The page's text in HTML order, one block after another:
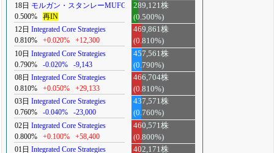
18日 モルガン・スタンレーMUFG
0.500%
再IN
289,121株
(0.500%)
12日 Integrated Core Strategies
0.810%
+0.020% +12,300
469,861株
(0.810%)
10日 Integrated Core Strategies
0.790%
-0.020% -9,143
457,561株
(0.790%)
08日 Integrated Core Strategies
0.810%
+0.050% +29,133
466,704株
(0.810%)
03日 Integrated Core Strategies
0.760%
-0.040% -23,000
437,571株
(0.760%)
02日 Integrated Core Strategies
0.800%
+0.100% +58,400
460,571株
(0.800%)
01日 Integrated Core Strategies 402,171株